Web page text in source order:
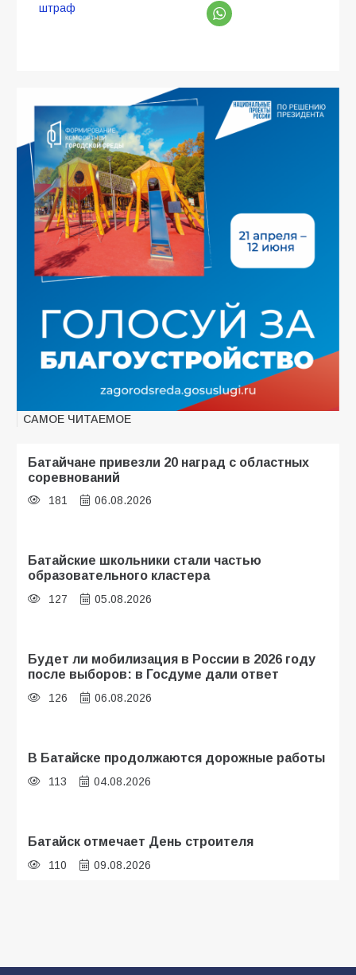
штраф
САМОЕ ЧИТАЕМОЕ
Батайчане привезли 20 наград с областных
соревнований
181 06.08.2026
Батайские школьники стали частью
образовательного кластера
127 05.08.2026
Будет ли мобилизация в России в 2026 году
после выборов: в Госдуме дали ответ
126 06.08.2026
В Батайске продолжаются дорожные работы
113 04.08.2026
Батайск отмечает День строителя
110 09.08.2026